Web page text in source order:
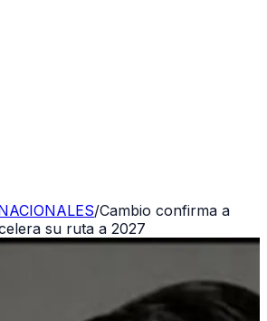
/Cambio confirma a
su ruta a 2027